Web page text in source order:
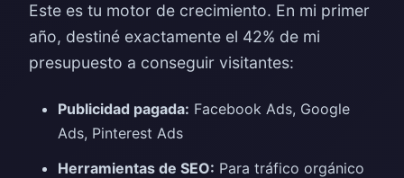
Este es tu motor de crecimiento. En mi primer
año, destiné exactamente el 42% de mi
presupuesto a conseguir visitantes:
Publicidad pagada: Facebook Ads, Google
Ads, Pinterest Ads
Herramientas de SEO: Para tráfico orgánico